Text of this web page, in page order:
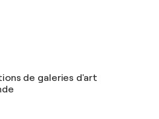
de galeries d'art